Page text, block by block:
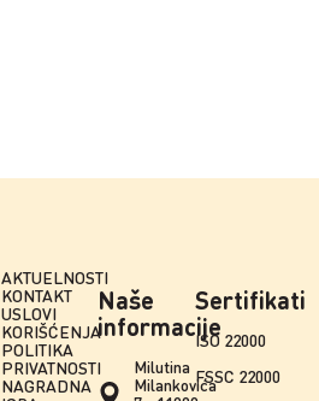
AKTUELNOSTI
KONTAKT
USLOVI
KORIŠĆENJA
POLITIKA
PRIVATNOSTI
NAGRADNA
Sertifikati
ISO 22000
FSSC 22000
Naše
informacije
Milutina
Milankovića